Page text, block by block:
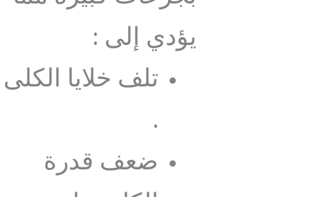
يؤدي إلى :
تلف خلايا الكلى
.
ضعف قدرة